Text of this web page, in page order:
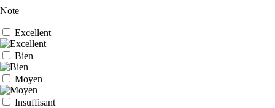
Note
Excellent
Bien
Moyen
Insuffisant